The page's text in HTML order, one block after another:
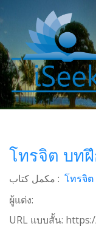
โทรจิต บท
مکمل کتاب : โทรจิ
ผู้แต่ง:
URL แบบสั้น: